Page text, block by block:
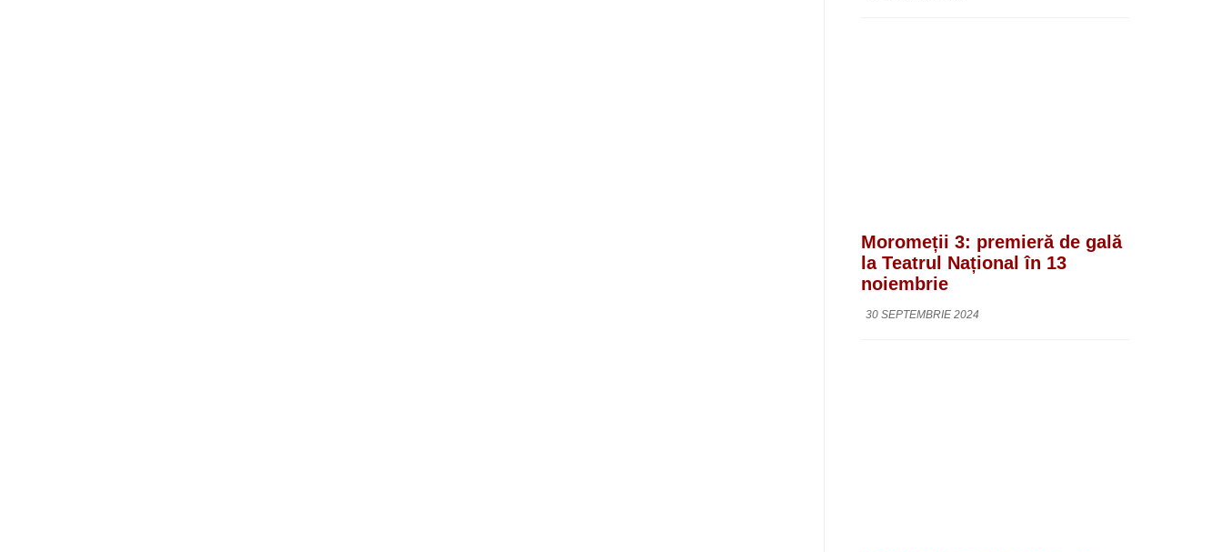
Moromeții 3: premieră de gală
la Teatrul Național în 13
noiembrie
30 SEPTEMBRIE 2024